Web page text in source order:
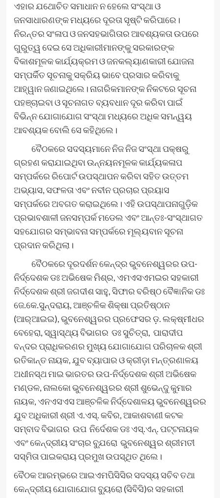
ଏହାର ଯଥୋଚିତ ସମାଧାନ ନ ହେଲେ ସଂସ୍ଥା ଓ
ଜନସାଧାରଣଙ୍କ ମଧ୍ୟରେ ଦୂରତା ସୃଷ୍ଟି କରିପାରେ।
ନିରନ୍ତର ସଂଳାପ ଓ ଜନସହଭାଗିତାର ଆବଶ୍ୟକତା ଉପରେ
ଗୁରୁତ୍ୱ ଦେଇ ସେ ଅଧିକାରୀମାନଙ୍କୁ ସରକାରଙ୍କ
ବିକାଶମୂଳକ କାର୍ଯ୍ୟକ୍ରମ ଓ ଜନକଲ୍ୟାଣକାରୀ ଯୋଜନା
ସମ୍ପର୍କିତ ସୂଚନାକୁ ସକ୍ରିୟ ଭାବେ ପ୍ରସାର କରିବାକୁ
ଆହ୍ୱାନ ଜଣାଇଥିଲେ। ନାଗରିକମାନଙ୍କ ନିକଟରେ ସୂଚନା
ପହଞ୍ଚାଇବା ଓ ସୂଚନାଗତ ବ୍ୟବଧାନ ଦୂର କରିବା ପାଇଁ
ବିଭିନ୍ନ ଯୋଗାଯୋଗ ସଂସ୍ଥା ମଧ୍ୟରେ ଅଧିକ ସମନ୍ୱୟ
ଆବଶ୍ୟକ ବୋଲି ସେ କହିଥିଲେ।
ବୈଠକରେ ସଦସ୍ୟମାନେ ନିଜ ନିଜ ସଂସ୍ଥା ପକ୍ଷରୁ
ଗ୍ରହଣ କରାଯାଇଥିବା ଉନ୍ନୟନମୂଳକ କାର୍ଯ୍ୟକଳାପ
ସମ୍ପର୍କରେ ରିପୋର୍ଟ ଉପସ୍ଥାପନ କରିବା ସହିତ ଉତ୍ତମ
ଅଭ୍ୟାସ, ସଫଳତା ଏବଂ ନବୀନ ପ୍ରଚାର ପ୍ରୟାସ
ସମ୍ପର୍କରେ ଅବଗତ କରାଇଥିଲେ। ଏହି ଉପସ୍ଥାପନାଗୁଡ଼ିକ
ପ୍ରଭାବଶାଳୀ ଜନସମ୍ପର୍କ ମଡେଲ ଏବଂ ଆନ୍ତଃ-ସଂସ୍ଥାଗତ
ସହଯୋଗର ସମ୍ଭାବନା ସମ୍ପର୍କରେ ମୂଲ୍ୟବାନ ସୂଚନା
ପ୍ରଦାନ କରିଥିଲା।
ବୈଠକରେ ଦୂରଦର୍ଶନ କେନ୍ଦ୍ର ଭୁବନେଶ୍ୱରର ଉପ-
ନିର୍ଦ୍ଦେଶକ ଡଃ ଅଭିଷେକ ମିଶ୍ର, ଏମଏସଏମଇର ସହକାରୀ
ନିର୍ଦ୍ଦେଶକ ଶ୍ରୀ ଜଗଦୀଶ ସାହୁ, ସିଫାର ବରିଷ୍ଠ ବୈଜ୍ଞାନିକ ଡଃ
ଜେ.କେ.ସୁନ୍ଦରାୟ, ଆଞ୍ଚଳିକ ଶିକ୍ଷା ପ୍ରତିଷ୍ଠାନ
(ଆର୍‌ଆଇଇ), ଭୁବନେଶ୍ୱରର ପ୍ରଫେସର ଡ଼. ଲକ୍ଷ୍ମୀଧର
ବେହେରା, ସ୍ୱାସ୍ଥ୍ୟ ବିଭାଗର ଡଃ ସୁଚିତ୍ରା, ପାରାଦୀପ
ବନ୍ଦର ପ୍ରାଧିକରଣର ମୁଖ୍ୟ ଯୋଗାଯୋଗ ପରିଚାଳକ ଶ୍ରୀ
ରତିକାନ୍ତ ନାୟକ, ଯୁବ ବ୍ୟାପାର ଓ କ୍ରୀଡ଼ା ମନ୍ତ୍ରଣାଳୟ
ଅଧୀନସ୍ଥ ମାଇ ଭାରତର ଉପ-ନିର୍ଦ୍ଦେଶକ ଶ୍ରୀ ଅଭିଷେକ
ମଣ୍ଡଳ, ନାଲକୋ ଭୁବନେଶ୍ୱରର ଶ୍ରୀ ଶୁଭେନ୍ଦୁ କୁମାର
ନାୟକ, ଏନଏସଏସ ଆଞ୍ଚଳିକ ନିର୍ଦ୍ଦେଶାଳୟ ଭୁବନେଶ୍ୱରର
ଯୁବ ଅଧିକାରୀ ଶ୍ରୀ ଏ.ଏସ୍. କବିର, ଆକାଶବାଣୀ କଟକ
ସମ୍ବାଦ ବିଭାଗର ଉପ ନିର୍ଦେଶକ ଡଃ ଏସ୍.ଏନ୍. ପଟ୍ଟନାୟକ
ଏବଂ କେନ୍ଦ୍ରୀୟ ସଂଚାର ବ୍ଯୁରୋ ଭୁବନେଶ୍ୱର ଶ୍ରୀମତୀ
ସସ୍ମିତା ପାଇକରାୟ ପ୍ରମୁଖ ଉପସ୍ଥିତ ଥିଲେ।
ବୈଠକ ଆରମ୍ଭରେ ଆଇଏମପିସିସିର ସଦସ୍ୟ ସଚିବ ତଥା
କେନ୍ଦ୍ରୀୟ ଯୋଗାଯୋଗ ବ୍ୟୁରୋ (ସିବିସି)ର ସହକାରୀ